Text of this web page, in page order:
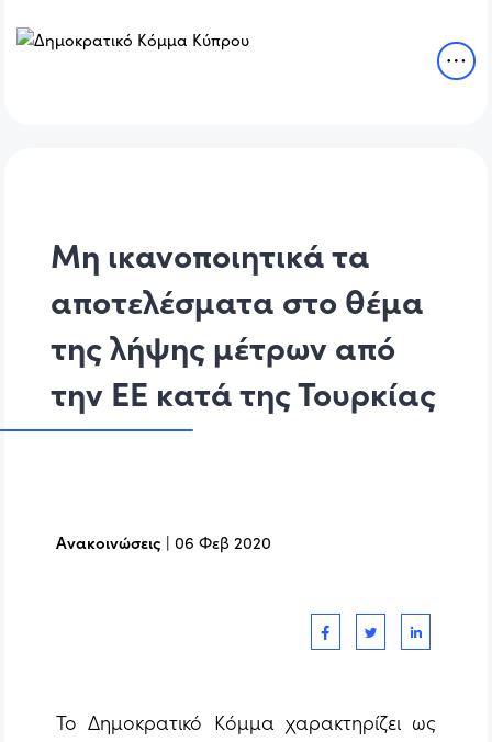
Μη ικανοποιητικά τα
αποτελέσματα στο θέμα
της λήψης μέτρων από
την ΕΕ κατά της Τουρκίας
Ανακοινώσεις |06 Φεβ 2020
Το Δημοκρατικό Κόμμα χαρακτηρίζει ως